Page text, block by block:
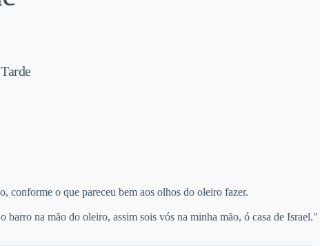
conforme o que pareceu bem aos olhos do oleiro fazer.
na mão do oleiro, assim sois vós na minha mão, ó casa de Israel."